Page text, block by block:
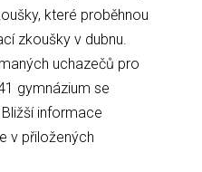
které proběhnou
zkoušky v dubnu.
uchazečů pro
gymnázium se
informace
v přiložených